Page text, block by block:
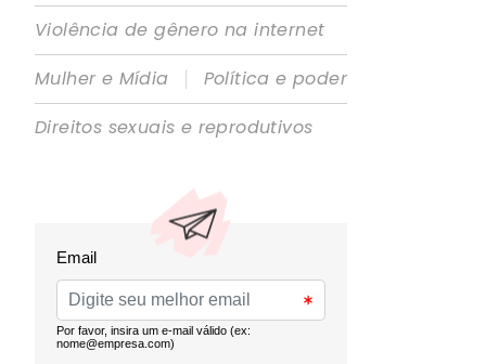
Violência de gênero na internet
Mulher e Mídia
|
Política e poder
Direitos sexuais e reprodutivos